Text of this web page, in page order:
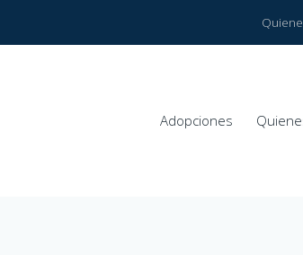
Adopciones